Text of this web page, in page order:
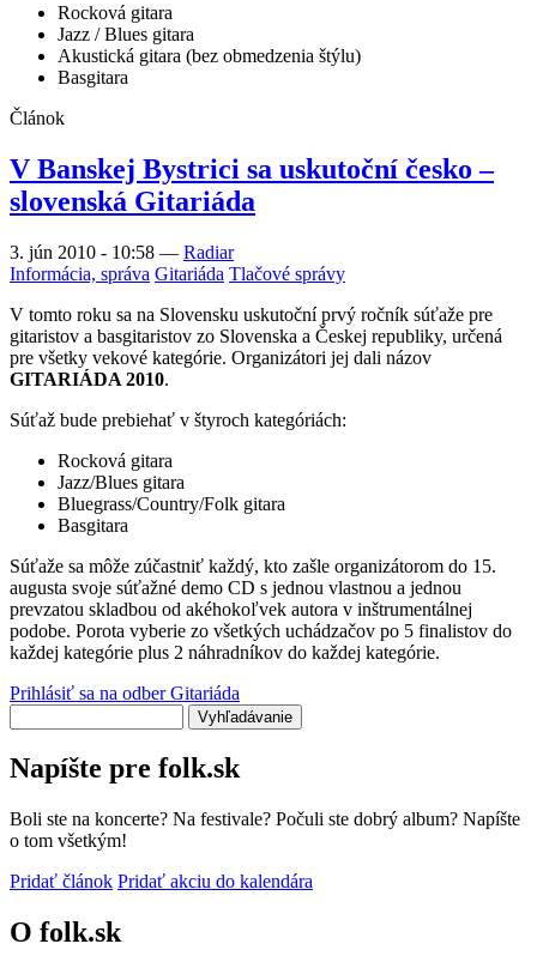
Rocková gitara
Jazz / Blues gitara
Akustická gitara (bez obmedzenia štýlu)
Basgitara
Článok
V Banskej Bystrici sa uskutoční česko –
slovenská Gitariáda
3. jún 2010 - 10:58 — Radiar
Informácia, správa Gitariáda Tlačové správy
V tomto roku sa na Slovensku uskutoční prvý ročník súťaže pre
gitaristov a basgitaristov zo Slovenska a Českej republiky, určená
pre všetky vekové kategórie. Organizátori jej dali názov
GITARIÁDA 2010.
Súťaž bude prebiehať v štyroch kategóriách:
Rocková gitara
Jazz/Blues gitara
Bluegrass/Country/Folk gitara
Basgitara
Súťaže sa môže zúčastniť každý, kto zašle organizátorom do 15.
augusta svoje súťažné demo CD s jednou vlastnou a jednou
prevzatou skladbou od akéhokoľvek autora v inštrumentálnej
podobe. Porota vyberie zo všetkých uchádzačov po 5 finalistov do
každej kategórie plus 2 náhradníkov do každej kategórie.
Prihlásiť sa na odber Gitariáda
Napíšte pre folk.sk
Boli ste na koncerte? Na festivale? Počuli ste dobrý album? Napíšte
o tom všetkým!
Pridať článok Pridať akciu do kalendára
O folk.sk